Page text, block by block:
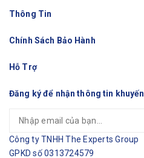
Thông Tin
Chính Sách Bảo Hành
Hỗ Trợ
Đăng ký để nhận thông tin
Công ty TNHH The Experts Group
GPKD số 0313724579